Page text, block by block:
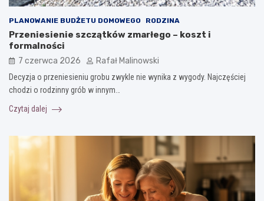
PLANOWANIE BUDŻETU DOMOWEGO RODZINA
Przeniesienie szczątków zmarłego – koszt i
formalności
7 czerwca 2026 Rafał Malinowski
Decyzja o przeniesieniu grobu zwykle nie wynika z wygody. Najczęściej
chodzi o rodzinny grób w innym…
Czytaj dalej